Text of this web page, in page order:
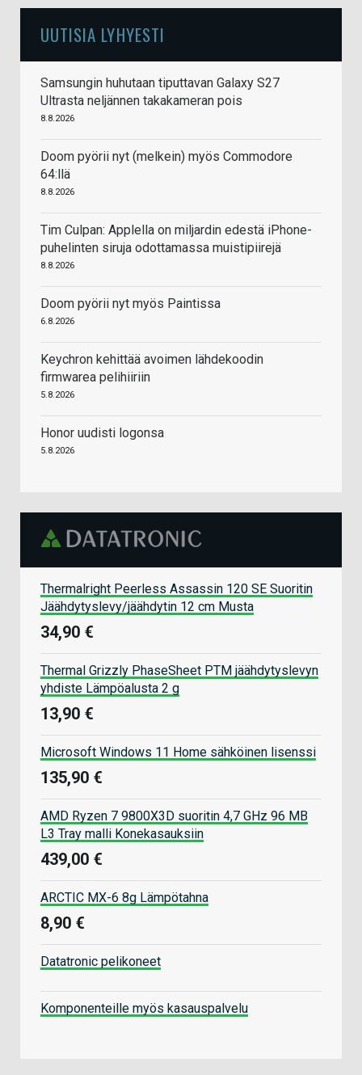
UUTISIA LYHYESTI
Samsungin huhutaan tiputtavan Galaxy S27
Ultrasta neljännen takakameran pois
8.8.2026
Doom pyörii nyt (melkein) myös Commodore
64:llä
8.8.2026
Tim Culpan: Applella on miljardin edestä iPhone-
puhelinten siruja odottamassa muistipiirejä
8.8.2026
Doom pyörii nyt myös Paintissa
6.8.2026
Keychron kehittää avoimen lähdekoodin
firmwarea pelihiiriin
5.8.2026
Honor uudisti logonsa
5.8.2026
Thermalright Peerless Assassin 120 SE Suoritin
Jäähdytyslevy/jäähdytin 12 cm Musta
34,90 €
Thermal Grizzly PhaseSheet PTM jäähdytyslevyn
yhdiste Lämpöalusta 2 g
13,90 €
Microsoft Windows 11 Home sähköinen lisenssi
135,90 €
AMD Ryzen 7 9800X3D suoritin 4,7 GHz 96 MB
L3 Tray malli Konekasauksiin
439,00 €
ARCTIC MX-6 8g Lämpötahna
8,90 €
Datatronic pelikoneet
Komponenteille myös kasauspalvelu